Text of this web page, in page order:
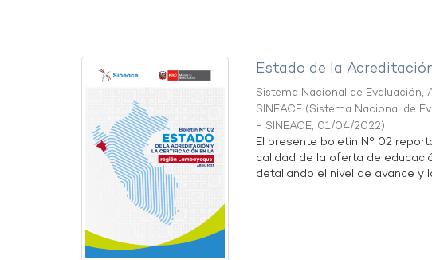
Estado de la
Sistema Nacional de
SINEACE (Sistema Nacional de
- SINEACE, 01/04/2022)
El presente boletín N° 02
calidad de la oferta de
detallando el nivel de avance y